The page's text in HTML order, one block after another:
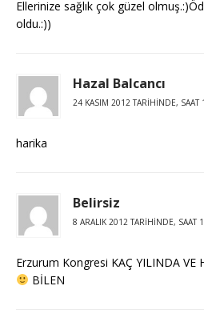
Ellerinize sağlık çok güzel
oldu.:))
Hazal Balcancı
24 KASIM 2012 TARIHINDE, SAAT
harika
Belirsiz
8 ARALIK 2012 TARIHINDE, SAAT
Erzurum Kongresi KAÇ YILINDA VE
BİLEN